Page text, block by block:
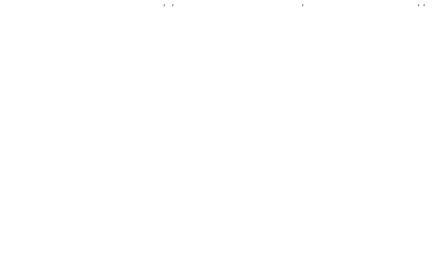
את חלל הבטן ואת בית החזה. צילום טוב נעשה כאשר המטופל לא זז